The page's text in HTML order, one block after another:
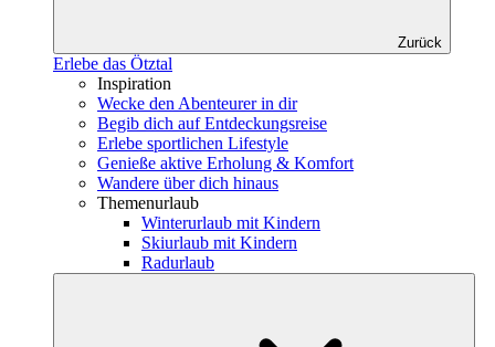
Zurück
Erlebe das Ötztal
Inspiration
Wecke den Abenteurer in dir
Begib dich auf Entdeckungsreise
Erlebe sportlichen Lifestyle
Genieße aktive Erholung & Komfort
Wandere über dich hinaus
Themenurlaub
Winterurlaub mit Kindern
Skiurlaub mit Kindern
Radurlaub